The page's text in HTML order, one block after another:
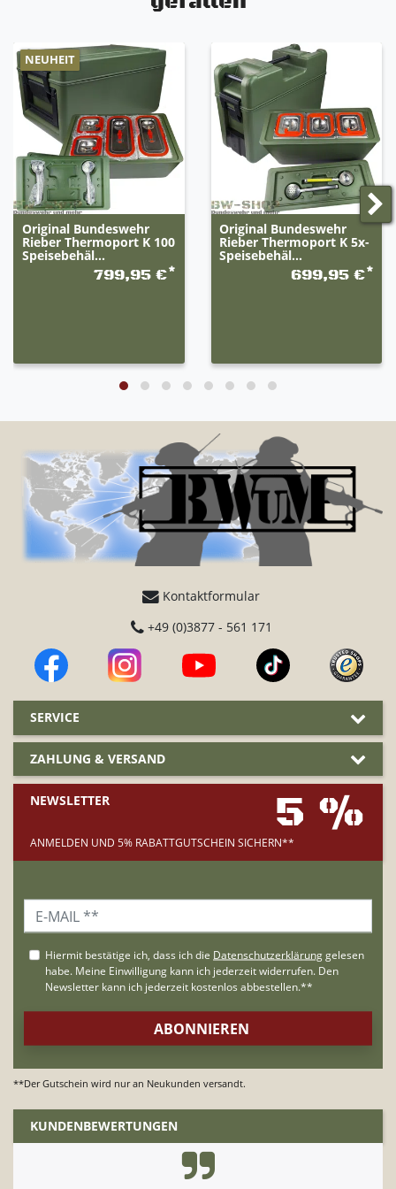
NEUHEIT
Original Bundeswehr
Rieber Thermoport K 100
Speisebehäl...
799,95 €*
Original Bundeswehr
Rieber Thermoport K 5x-
Speisebehäl...
699,95 €*
Kontaktformular
+49 (0)3877 - 561 171
SERVICE
ZAHLUNG & VERSAND
NEWSLETTER 5 %
ANMELDEN UND 5% RABATTGUTSCHEIN SICHERN**
**Der Gutschein wird nur an Neukunden versandt.
KUNDENBEWERTUNGEN